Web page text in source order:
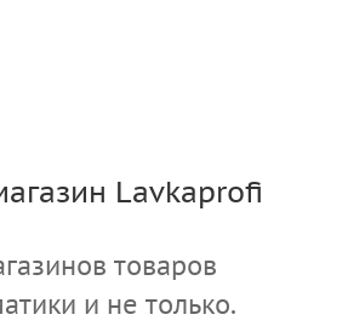
Lavkaprofi
товаров
и не только.